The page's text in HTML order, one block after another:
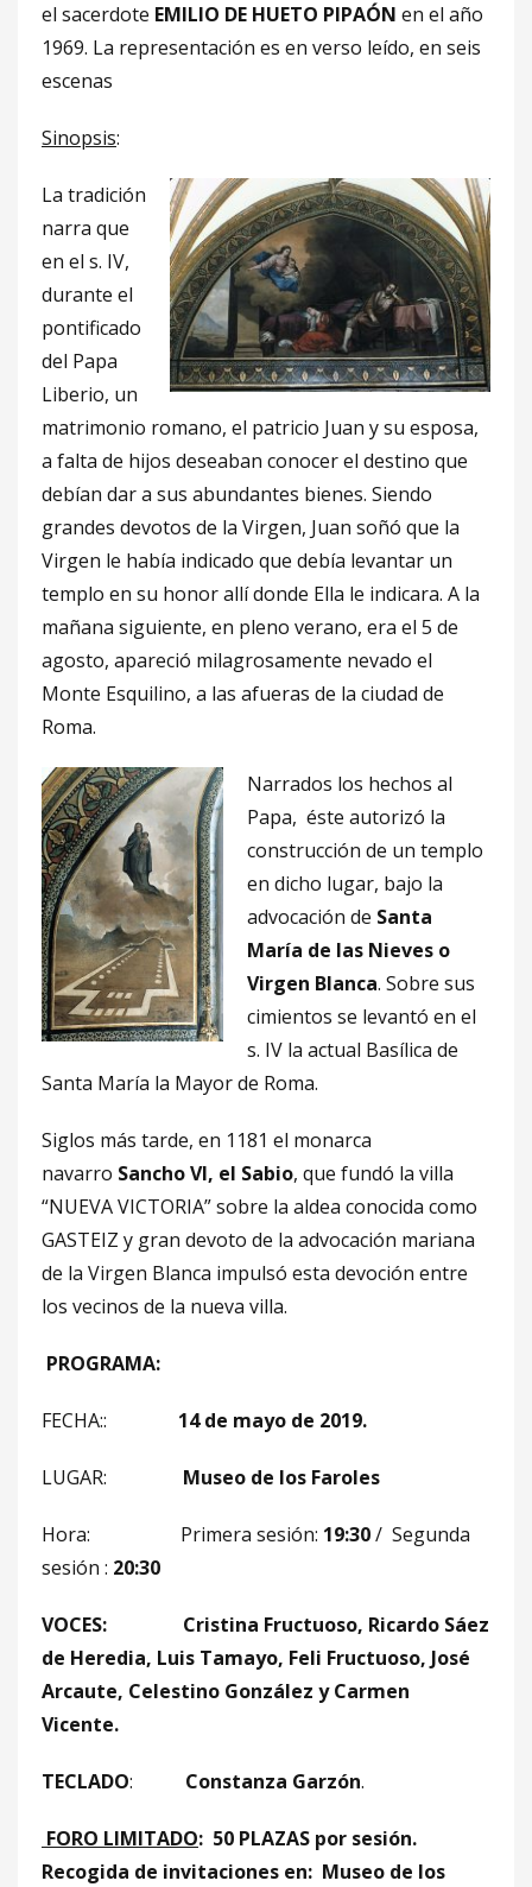
el sacerdote EMILIO DE HUETO PIPAÓN en el año
1969. La representación es en verso leído, en seis
escenas
Sinopsis:
La tradición
narra que
en el s. IV,
durante el
pontificado
del Papa
Liberio, un
matrimonio romano, el patricio Juan y su esposa,
a falta de hijos deseaban conocer el destino que
debían dar a sus abundantes bienes. Siendo
grandes devotos de la Virgen, Juan soñó que la
Virgen le había indicado que debía levantar un
templo en su honor allí donde Ella le indicara. A la
mañana siguiente, en pleno verano, era el 5 de
agosto, apareció milagrosamente nevado el
Monte Esquilino, a las afueras de la ciudad de
Roma.
Narrados los hechos al
Papa, éste autorizó la
construcción de un templo
en dicho lugar, bajo la
advocación de Santa
María de las Nieves o
Virgen Blanca. Sobre sus
cimientos se levantó en el
s. IV la actual Basílica de
Santa María la Mayor de Roma.
Siglos más tarde, en 1181 el monarca
navarro Sancho VI, el Sabio, que fundó la villa
“NUEVA VICTORIA” sobre la aldea conocida como
GASTEIZ y gran devoto de la advocación mariana
de la Virgen Blanca impulsó esta devoción entre
los vecinos de la nueva villa.
PROGRAMA:
FECHA:: 14 de mayo de 2019.
LUGAR: Museo de los Faroles
Hora: Primera sesión: 19:30/ Segunda
sesión : 20:30
VOCES: Cristina Fructuoso, Ricardo Sáez
de Heredia, Luis Tamayo, Feli Fructuoso, José
Arcaute, Celestino González y Carmen
Vicente.
TECLADO: Constanza Garzón.
FORO LIMITADO: 50 PLAZAS por sesión.
Recogida de invitaciones en: Museo de los